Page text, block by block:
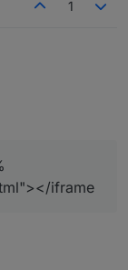
1
iQontrol
dem Handy aus.
iframe